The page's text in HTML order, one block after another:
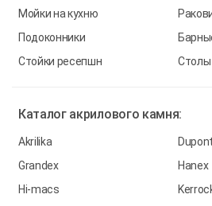
Мойки на кухню
Подоконники
Стойки ресепшн
Столы
Каталог акрилового камня:
Akrilika
Grandex
Hanex
Hi-macs